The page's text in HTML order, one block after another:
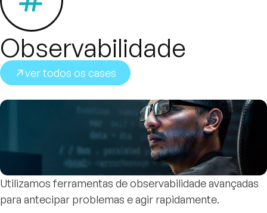
Observabilidade
ver todos os cases
Utilizamos ferramentas de observabilidade avançadas
para antecipar problemas e agir rapidamente.